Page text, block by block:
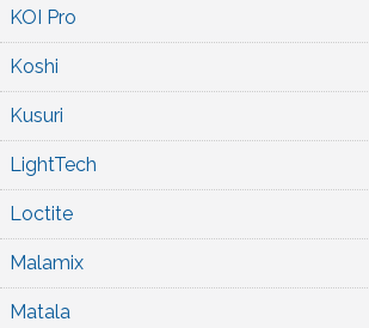
KOI Pro
Koshi
Kusuri
LightTech
Loctite
Malamix
Matala